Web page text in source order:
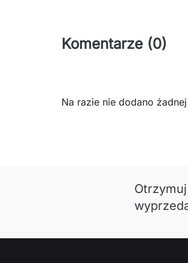
Komentarze (0)
Na razie nie dodano